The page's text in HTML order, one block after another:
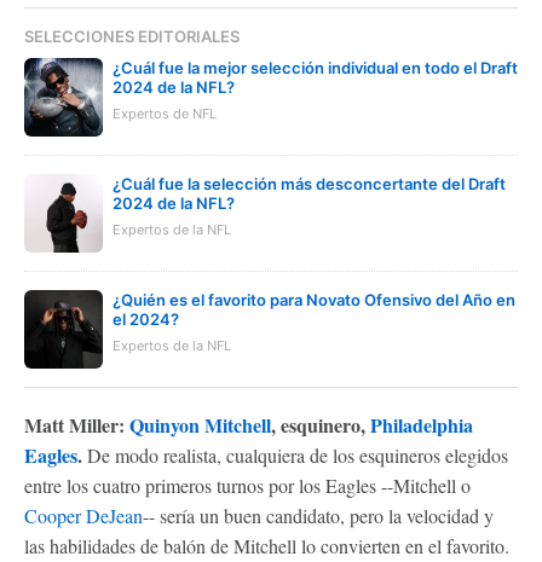
SELECCIONES EDITORIALES
¿Cuál fue la mejor selección individual en todo el Draft
2024 de la NFL?
Expertos de NFL
¿Cuál fue la selección más desconcertante del Draft
2024 de la NFL?
Expertos de la NFL
¿Quién es el favorito para Novato Ofensivo del Año en
el 2024?
Expertos de la NFL
Matt Miller: Quinyon Mitchell, esquinero,Philadelphia
Eagles.De modo realista, cualquiera de los esquineros elegidos
entre los cuatro primeros turnos por los Eagles --Mitchell o
Cooper DeJean-- sería un buen candidato, pero la velocidad y
las habilidades de balón de Mitchell lo convierten en el favorito.